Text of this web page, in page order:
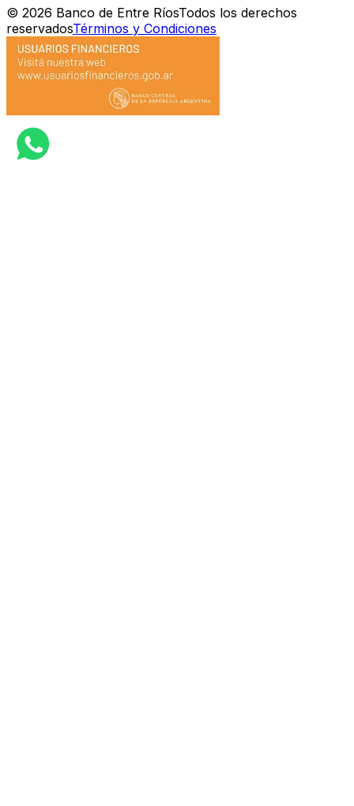
© 2026 Banco de Entre RíosTodos los derechos
reservadosTérminos y Condiciones